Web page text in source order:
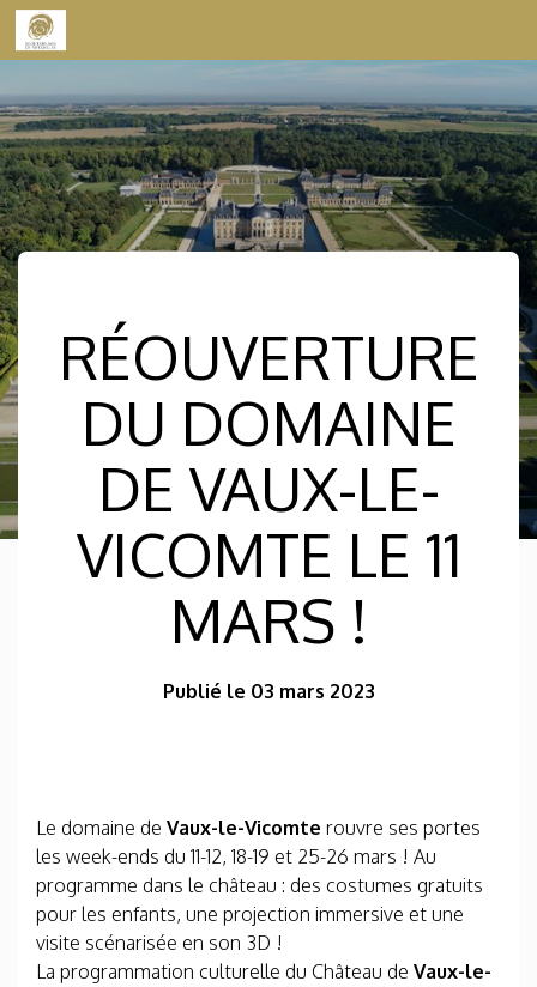
Skip to content
RÉOUVERTURE
DU DOMAINE
DE VAUX-LE-
VICOMTE LE 11
MARS !
Publié le 03 mars 2023
Le domaine de Vaux-le-Vicomte rouvre ses portes
les week-ends du 11-12, 18-19 et 25-26 mars ! Au
programme dans le château : des costumes gratuits
pour les enfants, une projection immersive et une
visite scénarisée en son 3D !
La programmation culturelle du Château de Vaux-le-